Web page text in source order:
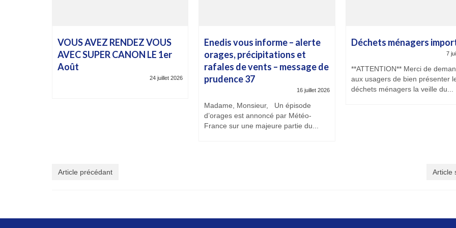
VOUS AVEZ RENDEZ VOUS
AVEC SUPER CANON LE 1er
Août
24 juillet 2026
Enedis vous informe – alerte
orages, précipitations et
rafales de vents – message de
prudence 37
16 juillet 2026
Madame, Monsieur, Un épisode
d’orages est annoncé par Météo-
France sur une majeure partie du...
Déchets ménagers
7
**ATTENTION** Merci de
aux usagers de bien présenter
déchets ménagers la veille du...
Article précédant Article